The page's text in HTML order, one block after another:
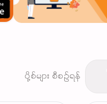
ပို့စ်များ စီစဉ်ရန်